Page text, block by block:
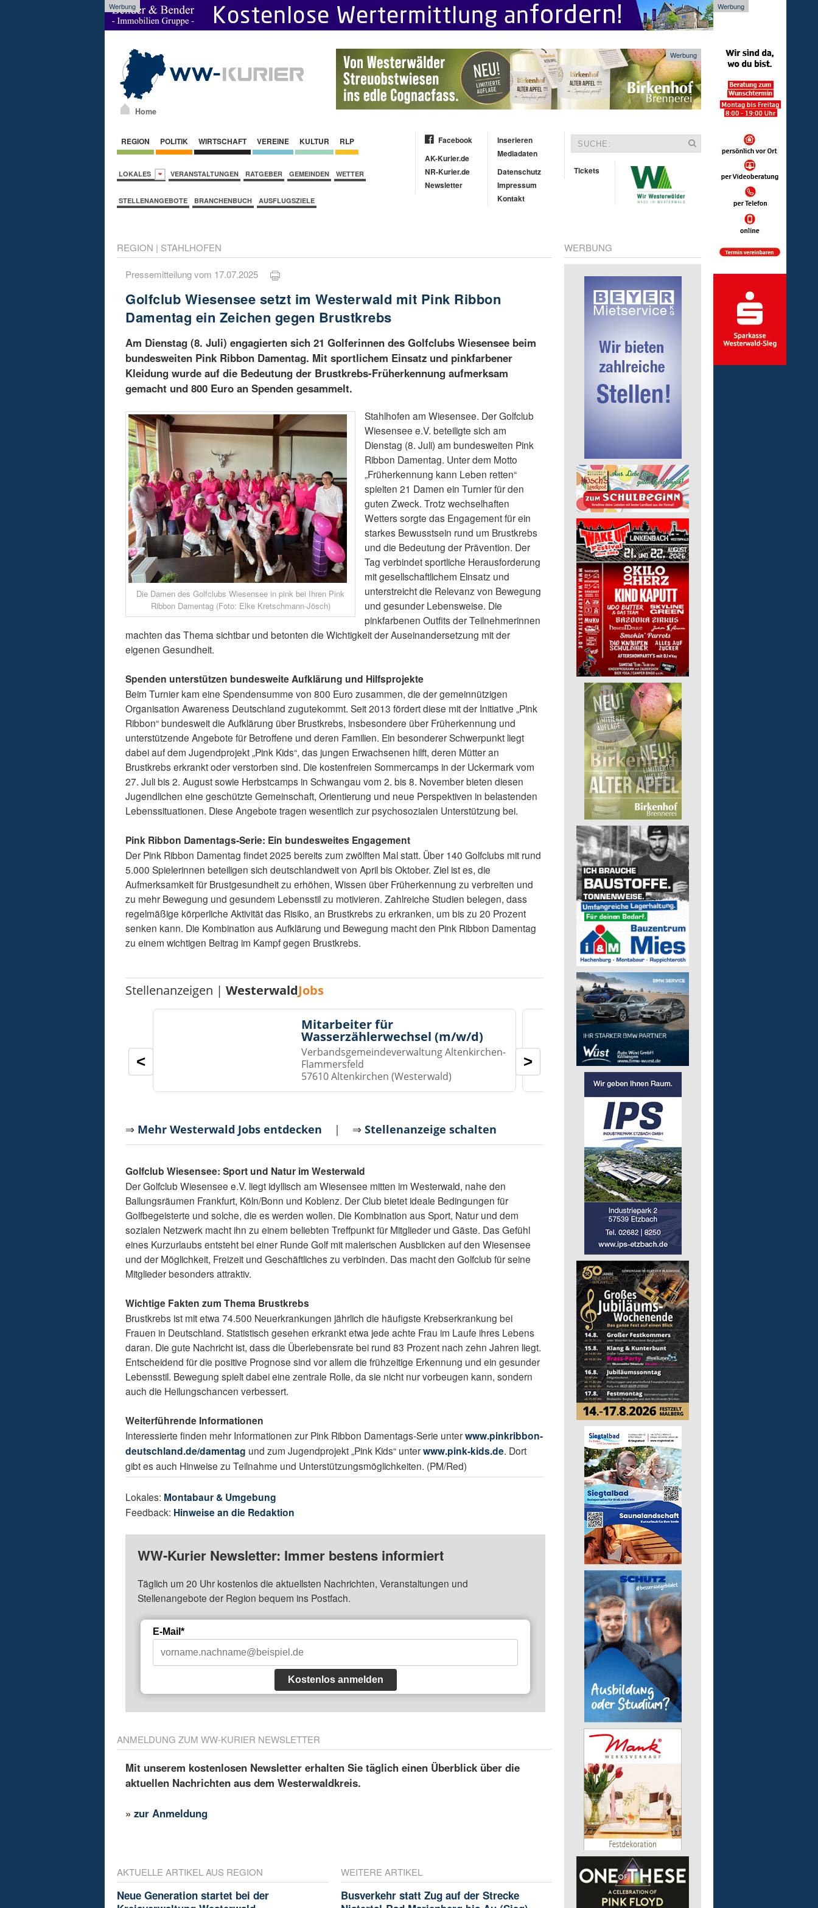
Werbung Werbung
Home
Werbung
REGION POLITIK WIRTSCHAFT VEREINE KULTUR RLP
LOKALES VERANSTALTUNGEN RATGEBER GEMEINDEN WETTER
STELLENANGEBOTE BRANCHENBUCH AUSFLUGSZIELE
Facebook
AK-Kurier.de
NR-Kurier.de
Newsletter
Inserieren
Mediadaten
Datenschutz
Impressum
Kontakt
Tickets
REGION | STAHLHOFEN
Pressemitteilung vom 17.07.2025
Golfclub Wiesensee setzt im Westerwald mit Pink Ribbon
Damentag ein Zeichen gegen Brustkrebs
Am Dienstag (8. Juli) engagierten sich 21 Golferinnen des Golfclubs Wiesensee beim
bundesweiten Pink Ribbon Damentag. Mit sportlichem Einsatz und pinkfarbener
Kleidung wurde auf die Bedeutung der Brustkrebs-Früherkennung aufmerksam
gemacht und 800 Euro an Spenden gesammelt.
Die Damen des Golfclubs Wiesensee in pink bei Ihren Pink
Ribbon Damentag (Foto: Elke Kretschmann-Jösch)
Stahlhofen am Wiesensee. Der Golfclub
Wiesensee e.V. beteiligte sich am
Dienstag (8. Juli) am bundesweiten Pink
Ribbon Damentag. Unter dem Motto
„Früherkennung kann Leben retten“
spielten 21 Damen ein Turnier für den
guten Zweck. Trotz wechselhaften
Wetters sorgte das Engagement für ein
starkes Bewusstsein rund um Brustkrebs
und die Bedeutung der Prävention. Der
Tag verbindet sportliche Herausforderung
mit gesellschaftlichem Einsatz und
unterstreicht die Relevanz von Bewegung
und gesunder Lebensweise. Die
pinkfarbenen Outfits der Teilnehmerinnen
machten das Thema sichtbar und betonten die Wichtigkeit der Auseinandersetzung mit der
eigenen Gesundheit.
Spenden unterstützen bundesweite Aufklärung und Hilfsprojekte
Beim Turnier kam eine Spendensumme von 800 Euro zusammen, die der gemeinnützigen
Organisation Awareness Deutschland zugutekommt. Seit 2013 fördert diese mit der Initiative „Pink
Ribbon“ bundesweit die Aufklärung über Brustkrebs, insbesondere über Früherkennung und
unterstützende Angebote für Betroffene und deren Familien. Ein besonderer Schwerpunkt liegt
dabei auf dem Jugendprojekt „Pink Kids“, das jungen Erwachsenen hilft, deren Mütter an
Brustkrebs erkrankt oder verstorben sind. Die kostenfreien Sommercamps in der Uckermark vom
27. Juli bis 2. August sowie Herbstcamps in Schwangau vom 2. bis 8. November bieten diesen
Jugendlichen eine geschützte Gemeinschaft, Orientierung und neue Perspektiven in belastenden
Lebenssituationen. Diese Angebote tragen wesentlich zur psychosozialen Unterstützung bei.
Pink Ribbon Damentags-Serie: Ein bundesweites Engagement
Der Pink Ribbon Damentag findet 2025 bereits zum zwölften Mal statt. Über 140 Golfclubs mit rund
5.000 Spielerinnen beteiligen sich deutschlandweit von April bis Oktober. Ziel ist es, die
Aufmerksamkeit für Brustgesundheit zu erhöhen, Wissen über Früherkennung zu verbreiten und
zu mehr Bewegung und gesundem Lebensstil zu motivieren. Zahlreiche Studien belegen, dass
regelmäßige körperliche Aktivität das Risiko, an Brustkrebs zu erkranken, um bis zu 20 Prozent
senken kann. Die Kombination aus Aufklärung und Bewegung macht den Pink Ribbon Damentag
zu einem wichtigen Beitrag im Kampf gegen Brustkrebs.
Stellenanzeigen |WesterwaldJobs
Mitarbeiter für
Wasserzählerwechsel (m/w/d)
Verbandsgemeindeverwaltung Altenkirchen-
Flammersfeld
57610 Altenkirchen (Westerwald)
pädagogische
in Teilzeit
GmbH
57537 Wissen
< >
⇒ Mehr Westerwald Jobs entdecken | ⇒Stellenanzeige schalten
Golfclub Wiesensee: Sport und Natur im Westerwald
Der Golfclub Wiesensee e.V. liegt idyllisch am Wiesensee mitten im Westerwald, nahe den
Ballungsräumen Frankfurt, Köln/Bonn und Koblenz. Der Club bietet ideale Bedingungen für
Golfbegeisterte und solche, die es werden wollen. Die Kombination aus Sport, Natur und dem
sozialen Netzwerk macht ihn zu einem beliebten Treffpunkt für Mitglieder und Gäste. Das Gefühl
eines Kurzurlaubs entsteht bei einer Runde Golf mit malerischen Ausblicken auf den Wiesensee
und der Möglichkeit, Freizeit und Geschäftliches zu verbinden. Das macht den Golfclub für seine
Mitglieder besonders attraktiv.
Wichtige Fakten zum Thema Brustkrebs
Brustkrebs ist mit etwa 74.500 Neuerkrankungen jährlich die häufigste Krebserkrankung bei
Frauen in Deutschland. Statistisch gesehen erkrankt etwa jede achte Frau im Laufe ihres Lebens
daran. Die gute Nachricht ist, dass die Überlebensrate bei rund 83 Prozent nach zehn Jahren liegt.
Entscheidend für die positive Prognose sind vor allem die frühzeitige Erkennung und ein gesunder
Lebensstil. Bewegung spielt dabei eine zentrale Rolle, da sie nicht nur vorbeugen kann, sondern
auch die Heilungschancen verbessert.
Weiterführende Informationen
Interessierte finden mehr Informationen zur Pink Ribbon Damentags-Serie unterwww.pinkribbon-
deutschland.de/damentag und zum Jugendprojekt „Pink Kids“ unterwww.pink-kids.de. Dort
gibt es auch Hinweise zu Teilnahme und Unterstützungsmöglichkeiten. (PM/Red)
Lokales: Montabaur & Umgebung
Feedback: Hinweise an die Redaktion
WW-Kurier Newsletter: Immer bestens informiert
Täglich um 20 Uhr kostenlos die aktuellsten Nachrichten, Veranstaltungen und
Stellenangebote der Region bequem ins Postfach.
E-Mail*
Kostenlos anmelden
ANMELDUNG ZUM WW-KURIER NEWSLETTER
Mit unserem kostenlosen Newsletter erhalten Sie täglich einen Überblick über die
aktuellen Nachrichten aus dem Westerwaldkreis.
»zur Anmeldung
AKTUELLE ARTIKEL AUS REGION
Neue Generation startet bei der
WEITERE ARTIKEL
Busverkehr statt Zug auf der Strecke
WERBUNG